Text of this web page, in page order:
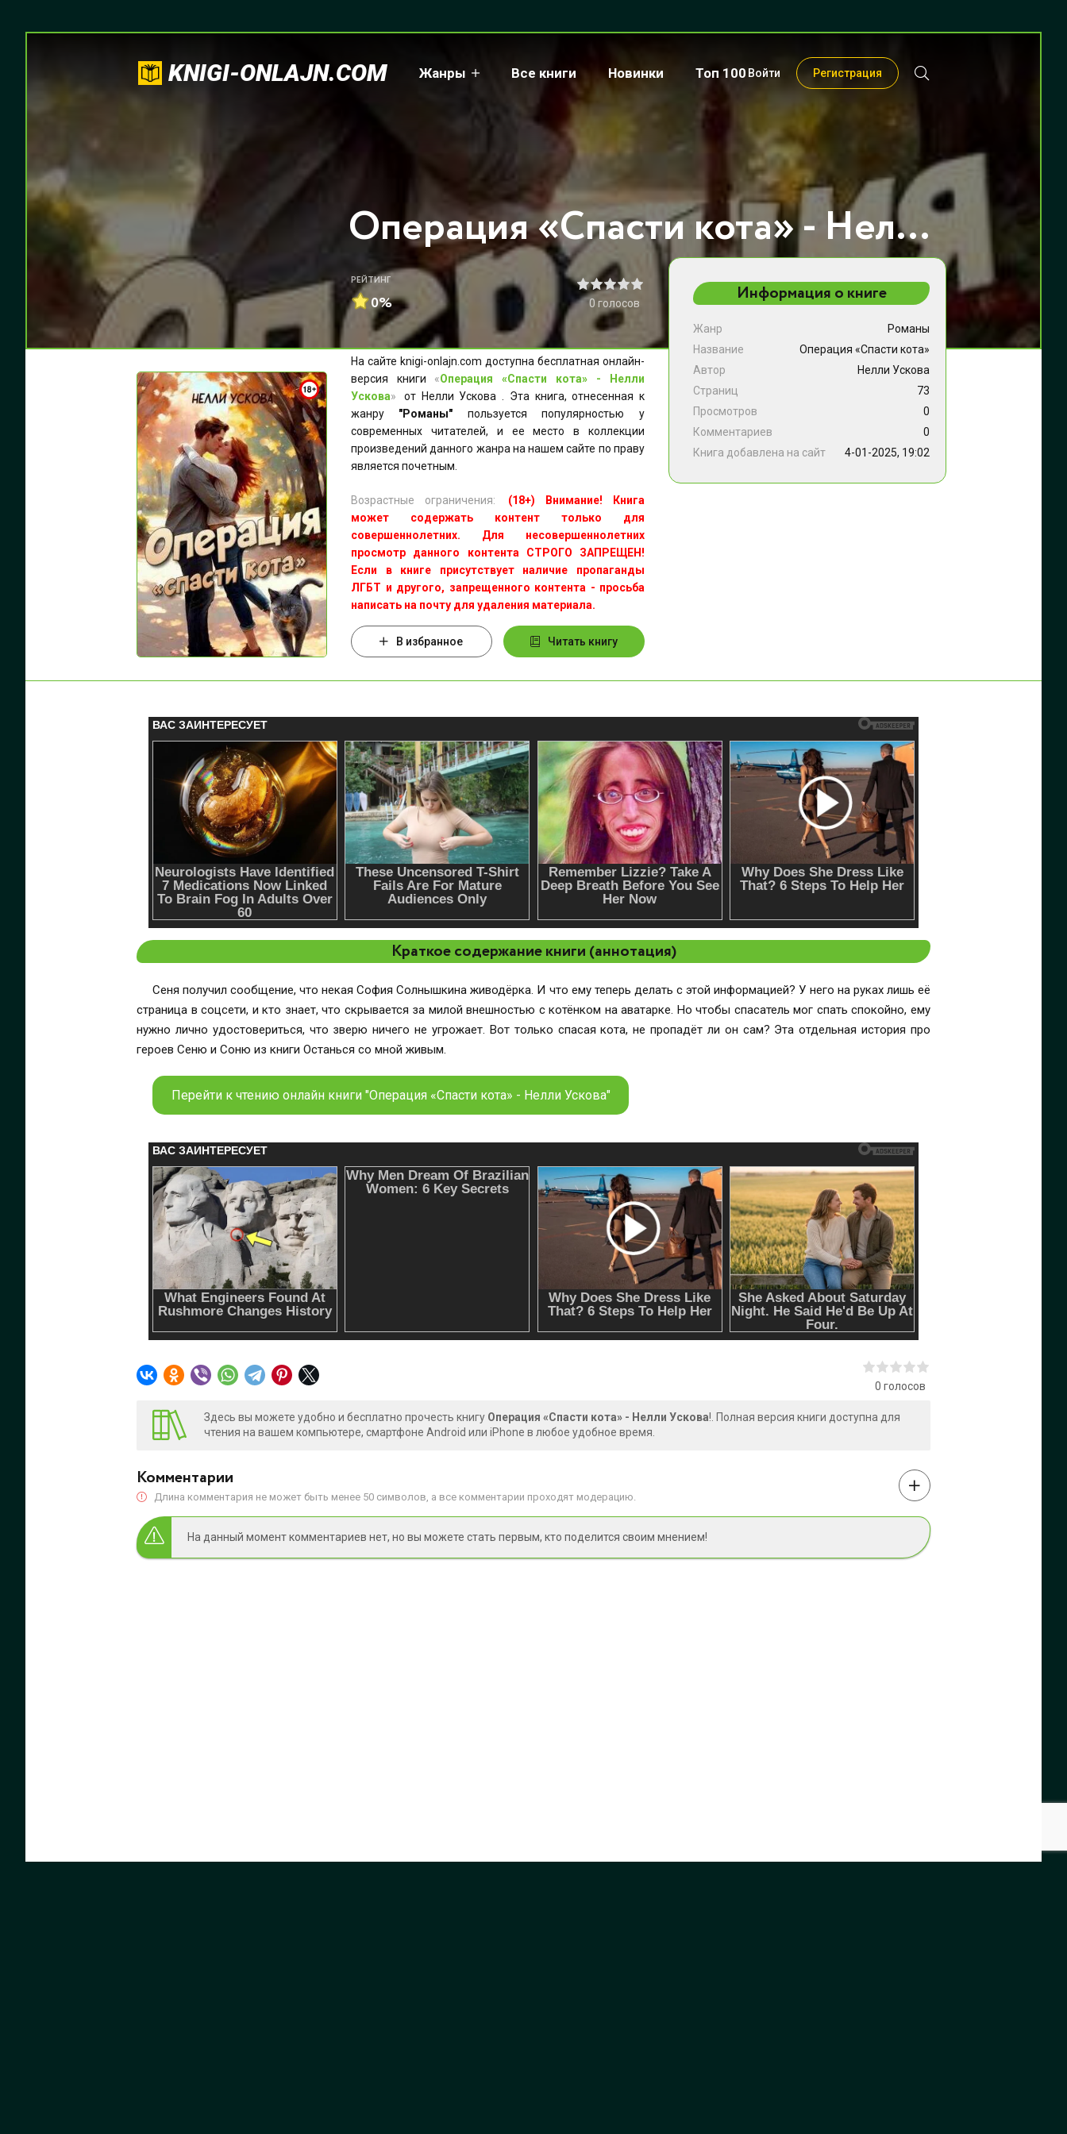
KNIGI-ONLAJN.COM Жанры Все книги Новинки Топ 100 Войти Регистрация
Операция «Спасти кота» - Нелли Ускова
РЕЙТИНГ
0% 0 голосов
На сайте knigi-onlajn.com доступна бесплатная онлайн-
версия книги «Операция «Спасти кота» - Нелли
Ускова»
от Нелли Ускова . Эта книга, отнесенная к
жанру "Романы" пользуется популярностью у
современных читателей, и ее место в коллекции
произведений данного жанра на нашем сайте по праву
является почетным.
Возрастные ограничения:
(18+) Внимание! Книга
может содержать контент только для
совершеннолетних. Для несовершеннолетних
просмотр данного контента СТРОГО ЗАПРЕЩЕН!
Если в книге присутствует наличие пропаганды
ЛГБТ и другого, запрещенного контента - просьба
написать на почту для удаления материала.
В избранное Читать книгу
Информация о книге
Жанр
Романы
Название
Операция «Спасти кота»
Автор
Нелли Ускова
Страниц
73
Просмотров
0
Комментариев
0
Книга добавлена на сайт
4-01-2025, 19:02
Краткое содержание книги (аннотация)
Сеня получил сообщение, что некая София Солнышкина живодёрка. И что ему теперь делать с этой информацией? У него на руках лишь её
страница в соцсети, и кто знает, что скрывается за милой внешностью с котёнком на аватарке. Но чтобы спасатель мог спать спокойно, ему
нужно лично удостовериться, что зверю ничего не угрожает. Вот только спасая кота, не пропадёт ли он сам? Эта отдельная история про
героев Сеню и Соню из книги Останься со мной живым.
Перейти к чтению онлайн книги "Операция «Спасти кота» - Нелли Ускова"
0 голосов
Здесь вы можете удобно и бесплатно прочесть книгу Операция «Спасти кота» - Нелли Ускова!. Полная версия книги доступна для
чтения на вашем компьютере, смартфоне Android или iPhone в любое удобное время.
Комментарии
Длина комментария не может быть менее 50 символов, а все комментарии проходят модерацию.
На данный момент комментариев нет, но вы можете стать первым, кто поделится своим мнением!